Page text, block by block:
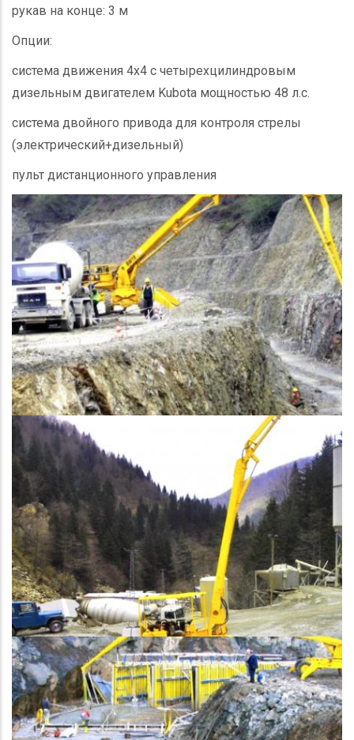
рукав на конце: 3 м
Опции:
система движения 4х4 с четырехцилиндровым
дизельным двигателем Kubota мощностью 48 л.с.
система двойного привода для контроля стрелы
(электрический+дизельный)
пульт дистанционного управления